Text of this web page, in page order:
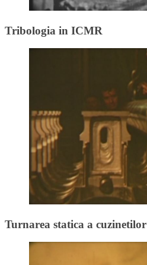
Tribologia in ICMR
Turnarea statica a cuzinetilor